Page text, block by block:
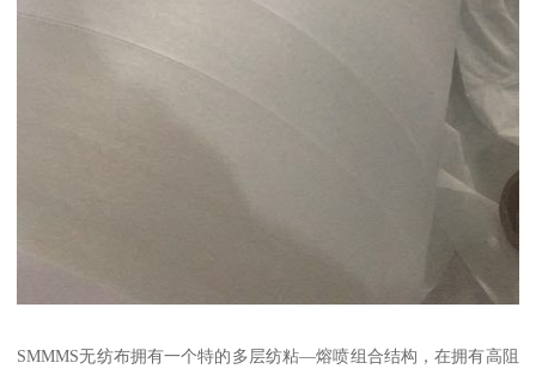
SMMMS无纺布拥有一个特的多层纺粘—熔喷组合结构，在拥有高阻